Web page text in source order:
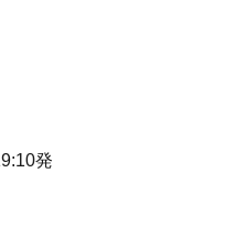
発